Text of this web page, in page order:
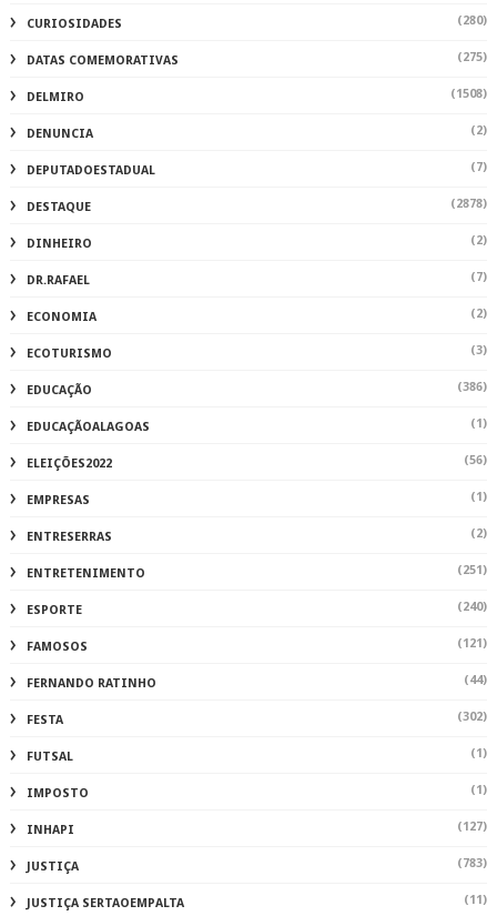
CURIOSIDADES (280)
DATAS COMEMORATIVAS (275)
DELMIRO (1508)
DENUNCIA (2)
DEPUTADOESTADUAL (7)
DESTAQUE (2878)
DINHEIRO (2)
DR.RAFAEL (7)
ECONOMIA (2)
ECOTURISMO (3)
EDUCAÇÃO (386)
EDUCAÇÃOALAGOAS (1)
ELEIÇÕES2022 (56)
EMPRESAS (1)
ENTRESERRAS (2)
ENTRETENIMENTO (251)
ESPORTE (240)
FAMOSOS (121)
FERNANDO RATINHO (44)
FESTA (302)
FUTSAL (1)
IMPOSTO (1)
INHAPI (127)
JUSTIÇA (783)
JUSTIÇA SERTAOEMPALTA (11)